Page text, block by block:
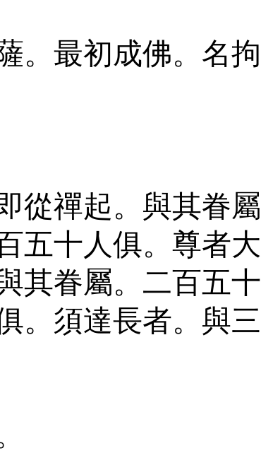
。最初成佛。名
從禪起。與其眷
五十人俱。尊者
其眷屬。二百五
。須達長者。與